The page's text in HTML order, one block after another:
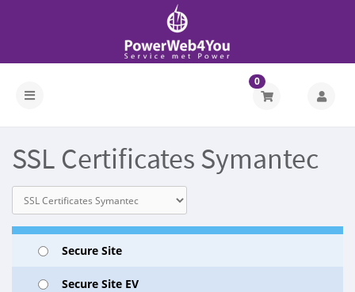
0
SSL Certificates Symantec
Secure Site
Secure Site EV